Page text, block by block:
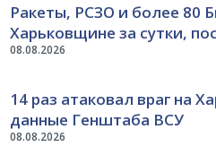
08.08.2026
Ракеты, РСЗО и более 80
Харьковщине за сутки,
08.08.2026
14 раз атаковал враг на
данные Генштаба ВСУ